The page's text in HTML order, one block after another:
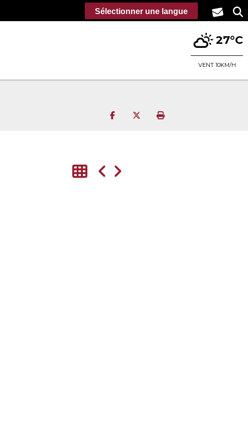
27°C
VENT 10KM/H
Partager sur Facebook
Partager sur Twitter
Imprimer la page
Sélectionner une langue